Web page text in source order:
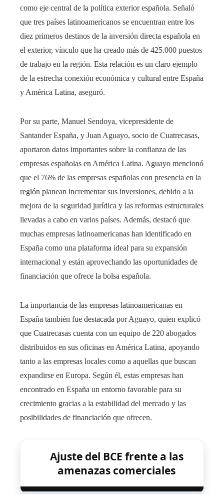
como eje central de la política exterior española. Señaló
que tres países latinoamericanos se encuentran entre los
diez primeros destinos de la inversión directa española en
el exterior, vínculo que ha creado más de 425.000 puestos
de trabajo en la región. Esta relación es un claro ejemplo
de la estrecha conexión económica y cultural entre España
y América Latina, aseguró.
Por su parte, Manuel Sendoya, vicepresidente de
Santander España, y Juan Aguayo, socio de Cuatrecasas,
aportaron datos importantes sobre la confianza de las
empresas españolas en América Latina. Aguayo mencionó
que el 76% de las empresas españolas con presencia en la
región planean incrementar sus inversiones, debido a la
mejora de la seguridad jurídica y las reformas estructurales
llevadas a cabo en varios países. Además, destacó que
muchas empresas latinoamericanas han identificado en
España como una plataforma ideal para su expansión
internacional y están aprovechando las oportunidades de
financiación que ofrece la bolsa española.
La importancia de las empresas latinoamericanas en
España también fue destacada por Aguayo, quien explicó
que Cuatrecasas cuenta con un equipo de 220 abogados
distribuidos en sus oficinas en América Latina, apoyando
tanto a las empresas locales como a aquellas que buscan
expandirse en Europa. Según él, estas empresas han
encontrado en España un entorno favorable para su
crecimiento gracias a la estabilidad del mercado y las
posibilidades de financiación que ofrecen.
Ajuste del BCE frente a las
amenazas comerciales